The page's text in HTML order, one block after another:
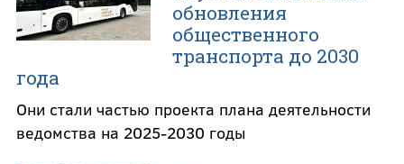
обновления
общественного
транспорта до 2030
года
Они стали частью проекта плана деятельности
ведомства на 2025-2030 годы